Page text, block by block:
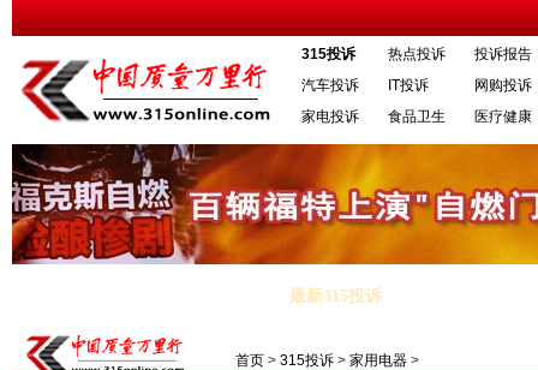
315投诉 热点投诉
投诉报告
汽车投诉
IT投诉
网购投诉
家电投诉
食品卫生 医疗健康
最新315投诉
电视黑屏质量问题及服务投诉
首页 > 315投诉 > 家用电器 >